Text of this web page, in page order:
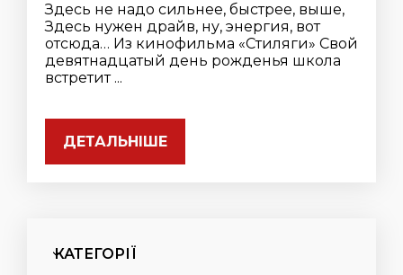
Здесь не надо сильнее, быстрее, выше,
Здесь нужен драйв, ну, энергия, вот
отсюда… Из кинофильма «Стиляги» Свой
девятнадцатый день рожденья школа
встретит ...
ДЕТАЛЬНІШЕ
КАТЕГОРІЇ